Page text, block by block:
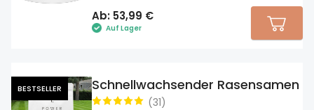
Ab: 53,99 €
Auf Lager
BESTSELLER
(31)
Schnellwachsender Rasensamen